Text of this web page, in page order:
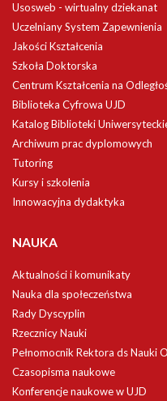
Usosweb - wirtualny dziekanat
Uczelniany System Zapewnienia
Jakości Kształcenia
Szkoła Doktorska
Centrum Kształcenia na
Biblioteka Cyfrowa UJD
Katalog Biblioteki
Archiwum prac dyplomowych
Tutoring
Kursy i szkolenia
Innowacyjna dydaktyka
NAUKA
Aktualności i komunikaty
Nauka dla społeczeństwa
Rady Dyscyplin
Rzecznicy Nauki
Pełnomocnik Rektora ds Nauki
Czasopisma naukowe
Konferencje naukowe w UJD